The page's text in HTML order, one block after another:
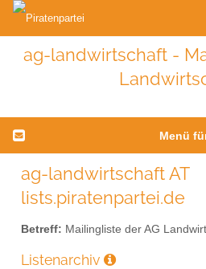
ag-landwirtschaft -
Menü
ag-landwirtschaft AT
lists.piratenpartei.de
Betreff: Mailingliste der AG
Listenarchiv